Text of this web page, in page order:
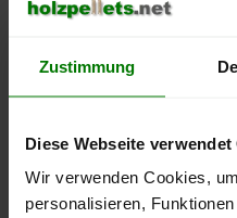
Zustimmung
Diese Webseite verwendet
Wir verwenden Cookies,
personalisieren,
350 €